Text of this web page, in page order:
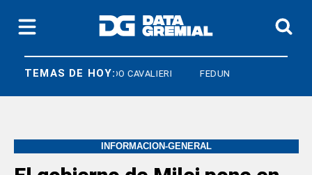
TEMAS DE HOY:
ARMANDO CAVALIERI FEDUN
INFORMACION-GENERAL